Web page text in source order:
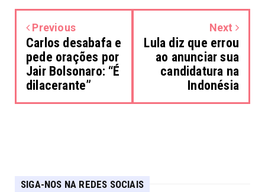
Previous
Carlos desabafa e
pede orações por
Jair Bolsonaro: “É
dilacerante”
Next
Lula diz que errou
ao anunciar sua
candidatura na
Indonésia
SIGA-NOS NA REDES SOCIAIS